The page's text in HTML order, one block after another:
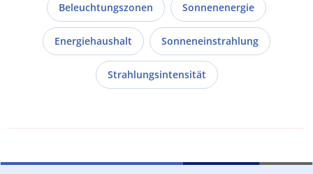
Beleuchtungszonen Sonnenenergie
Energiehaushalt Sonneneinstrahlung
Strahlungsintensität